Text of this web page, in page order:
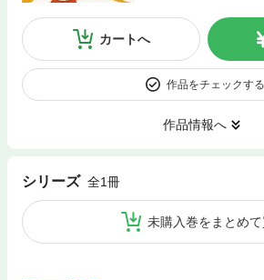
カートへ
作品をチェックする
作品情報へ
シリーズ 全1冊
未購入巻をまとめて